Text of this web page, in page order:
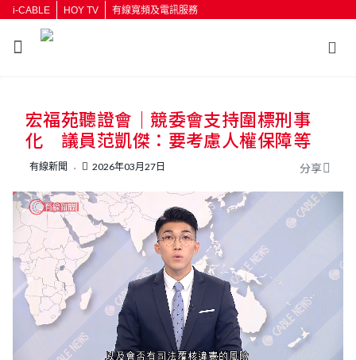
i-CABLE HOY TV 有線寬頻及電訊服務
按輸入鍵開始搜尋
宏福苑聽證會｜競委會支持圍標刑事
化 議員范凱傑：要考慮人權保障等
有線新聞 2026年03月27日 分享